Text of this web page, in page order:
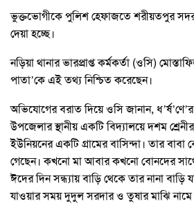
ভুক্তভোগীকে পুলিশ হেফাজতে শরীয়তপুর সদর
দেয়া হচ্ছে।
নড়িয়া থানার ভারপ্রাপ্ত কর্মকর্তা (ওসি)
পাতা’কে এই তথ্য নিশ্চিত করেছেন।
অভিযোগের বরাত দিয়ে ওসি জানান,
উপজেলার স্থানীয় একটি বিদ্যালয়ে দশম শ্রেনীর
ইউনিয়নের একটি গ্রামের বাসিন্দা। তার
গেছেন। কখনো মা আবার কখনো বোনদের
ঈদের দিন সন্ধ্যায় বাড়ি থেকে তার নানা বাড়ি
যাওয়ার সময় দুদুল সরদার ও তুষার মাঝি